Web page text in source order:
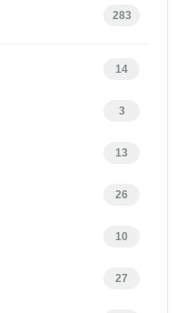
283
14
3
13
26
10
27